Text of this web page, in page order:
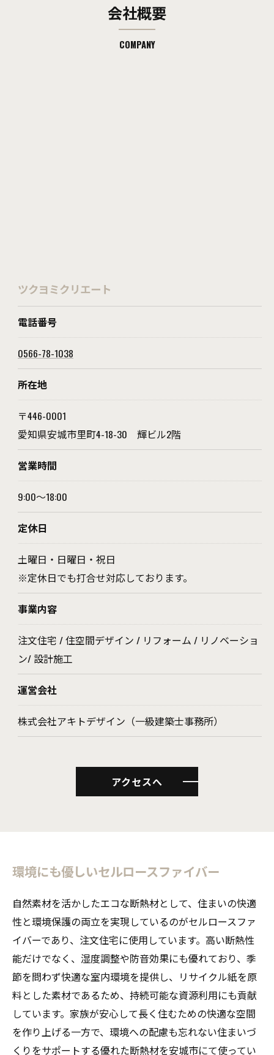
会社概要
COMPANY
ツクヨミクリエート
電話番号
0566-78-1038
所在地
〒446-0001
愛知県安城市里町4-18-30 ​​​​​​​輝ビル2階
営業時間
9:00～18:00
定休日
土曜日・日曜日・祝日
※定休日でも打合せ対応しております。
事業内容
注文住宅 / 住空間デザイン / リフォーム / リノベーショ
ン/ 設計施工
運営会社
株式会社アキトデザイン（一級建築士事務所）
アクセスへ
環境にも優しいセルロースファイバー
自然素材を活かしたエコな断熱材として、住まいの快適
性と環境保護の両立を実現しているのがセルロースファ
イバーであり、注文住宅に使用しています。高い断熱性
能だけでなく、湿度調整や防音効果にも優れており、季
節を問わず快適な室内環境を提供し、リサイクル紙を原
料とした素材であるため、持続可能な資源利用にも貢献
しています。家族が安心して長く住むための快適な空間
を作り上げる一方で、環境への配慮も忘れない住まいづ
くりをサポートする優れた断熱材を安城市にて使ってい